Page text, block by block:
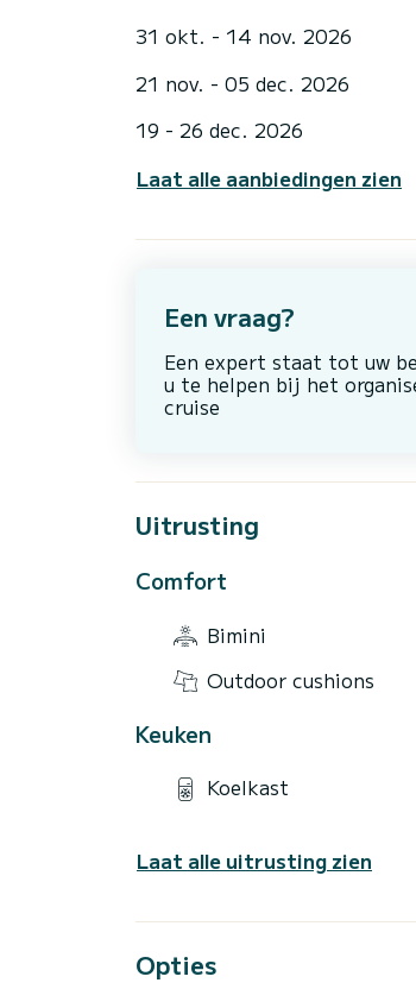
31 okt. - 14 nov. 2026
21 nov. - 05 dec. 2026
19 - 26 dec. 2026
Laat alle aanbiedingen zien
Een vraag?
Een expert staat tot uw
u te helpen bij het
cruise
Uitrusting
Comfort
Bimini
Outdoor cushions
Keuken
Koelkast
Laat alle uitrusting zien
Opties